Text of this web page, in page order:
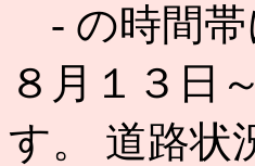
- の時間帯
８月１３日
す。 道路状